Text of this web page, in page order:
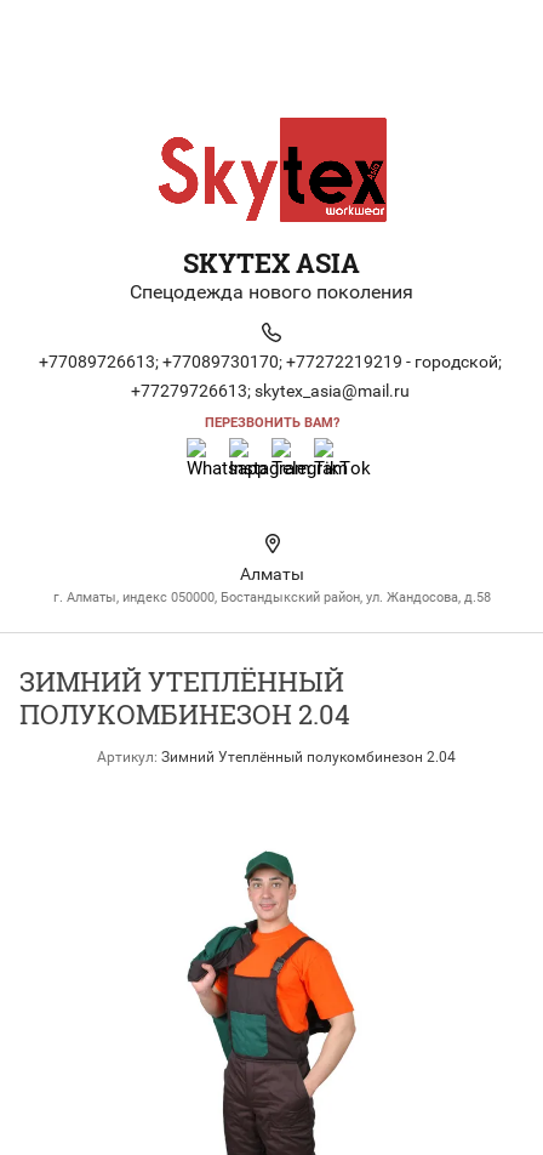
SKYTEX ASIA
Спецодежда нового поколения
+77089726613; +77089730170; +77272219219 - городской;
+77279726613; skytex_asia@mail.ru
ПЕРЕЗВОНИТЬ ВАМ?
Алматы
г. Алматы, индекс 050000, Бостандыкский район, ул. Жандосова, д.58
ЗИМНИЙ УТЕПЛЁННЫЙ
ПОЛУКОМБИНЕЗОН 2.04
Артикул: Зимний Утеплённый полукомбинезон 2.04